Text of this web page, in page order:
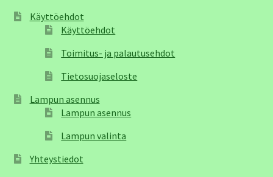
Käyttöehdot
Käyttöehdot
Toimitus- ja palautusehdot
Tietosuojaseloste
Lampun asennus
Lampun asennus
Lampun valinta
Yhteystiedot